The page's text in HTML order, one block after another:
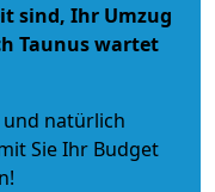
sind, Ihr Umzug
Taunus wartet
und natürlich
Sie Ihr Budget